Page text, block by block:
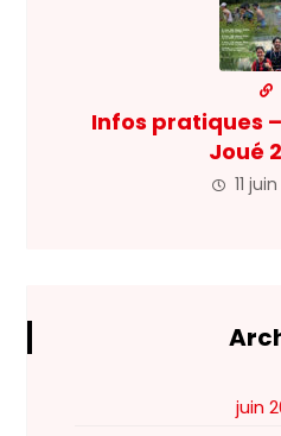
Infos pratiques
Joué
11
juin